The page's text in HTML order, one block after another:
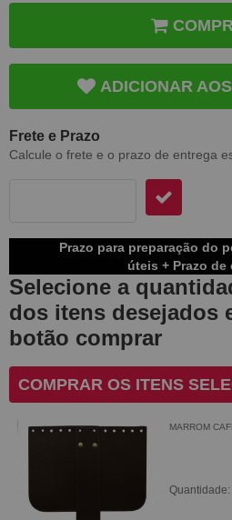
ADICIONAR
Frete e Prazo
Calcule o frete e o prazo de entrega
Prazo para preparação do
úteis + Prazo de
Selecione a
dos itens desejados
botão comprar
COMPRAR OS ITENS
MARROM
Quantidade: